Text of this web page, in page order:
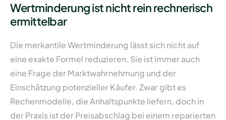
Wertminderung ist nicht rein rechnerisch
ermittelbar
Die merkantile Wertminderung lässt sich nicht auf
eine exakte Formel reduzieren. Sie ist immer auch
eine Frage der Marktwahrnehmung und der
Einschätzung potenzieller Käufer. Zwar gibt es
Rechenmodelle, die Anhaltspunkte liefern, doch in
der Praxis ist der Preisabschlag bei einem reparierten